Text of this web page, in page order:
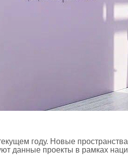
году. Новые
данные проекты в рамках